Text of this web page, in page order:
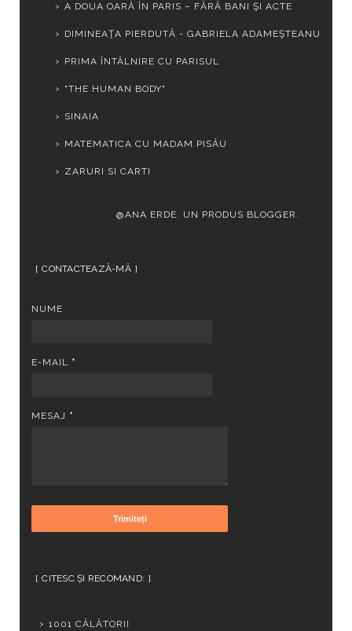
A DOUA OARĂ ÎN PARIS – FĂRĂ BANI ŞI ACTE
DIMINEAŢA PIERDUTĂ - GABRIELA ADAMEŞTEANU
PRIMA ÎNTÂLNIRE CU PARISUL
"THE HUMAN BODY"
SINAIA
MATEMATICA CU MADAM PISĂU
ZARURI SI CARTI
@ANA ERDE. UN PRODUS BLOGGER .
CONTACTEAZĂ-MĂ
NUME
E-MAIL *
MESAJ *
CITESC ȘI RECOMAND:
1001 CĂLĂTORII